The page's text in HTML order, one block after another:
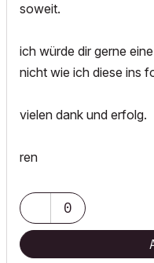
soweit.
ich würde dir gerne
nicht wie ich diese ins
vielen dank und erfolg.
ren
0